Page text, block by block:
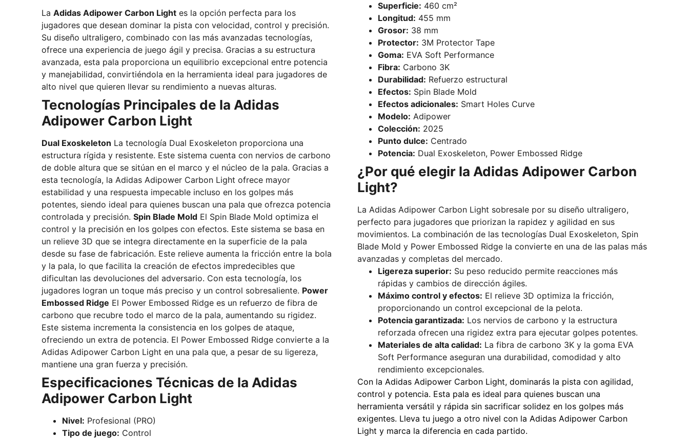
La Adidas Adipower Carbon Lightes la opción perfecta para los
jugadores que desean dominar la pista con velocidad, control y precisión.
Su diseño ultraligero, combinado con las más avanzadas tecnologías,
ofrece una experiencia de juego ágil y precisa. Gracias a su estructura
avanzada, esta pala proporciona un equilibrio excepcional entre potencia
y manejabilidad, convirtiéndola en la herramienta ideal para jugadores de
alto nivel que quieren llevar su rendimiento a nuevas alturas.
Tecnologías Principales de la Adidas
Adipower Carbon Light
Dual Exoskeleton La tecnología Dual Exoskeleton proporciona una
estructura rígida y resistente. Este sistema cuenta con nervios de carbono
de doble altura que se sitúan en el marco y el núcleo de la pala. Gracias a
esta tecnología, la Adidas Adipower Carbon Light ofrece mayor
estabilidad y una respuesta impecable incluso en los golpes más
potentes, siendo ideal para quienes buscan una pala que ofrezca potencia
controlada y precisión. Spin Blade MoldEl Spin Blade Mold optimiza el
control y la precisión en los golpes con efectos. Este sistema se basa en
un relieve 3D que se integra directamente en la superficie de la pala
desde su fase de fabricación. Este relieve aumenta la fricción entre la bola
y la pala, lo que facilita la creación de efectos impredecibles que
dificultan las devoluciones del adversario. Con esta tecnología, los
jugadores logran un toque más preciso y un control sobresaliente. Power
Embossed Ridge El Power Embossed Ridge es un refuerzo de fibra de
carbono que recubre todo el marco de la pala, aumentando su rigidez.
Este sistema incrementa la consistencia en los golpes de ataque,
ofreciendo un extra de potencia. El Power Embossed Ridge convierte a la
Adidas Adipower Carbon Light en una pala que, a pesar de su ligereza,
mantiene una gran fuerza y precisión.
Especificaciones Técnicas de la Adidas
Adipower Carbon Light
Nivel: Profesional (PRO)
Tipo de juego: Control
Superficie: 460 cm²
Longitud: 455 mm
Grosor: 38 mm
Protector: 3M Protector Tape
Goma: EVA Soft Performance
Fibra: Carbono 3K
Durabilidad: Refuerzo estructural
Efectos: Spin Blade Mold
Efectos adicionales: Smart Holes Curve
Modelo: Adipower
Colección: 2025
Punto dulce: Centrado
Potencia: Dual Exoskeleton, Power Embossed Ridge
¿Por qué elegir la Adidas Adipower Carbon
Light?
La Adidas Adipower Carbon Light sobresale por su diseño ultraligero,
perfecto para jugadores que priorizan la rapidez y agilidad en sus
movimientos. La combinación de las tecnologías Dual Exoskeleton, Spin
Blade Mold y Power Embossed Ridge la convierte en una de las palas más
avanzadas y completas del mercado.
Ligereza superior: Su peso reducido permite reacciones más
rápidas y cambios de dirección ágiles.
Máximo control y efectos: El relieve 3D optimiza la fricción,
proporcionando un control excepcional de la pelota.
Potencia garantizada: Los nervios de carbono y la estructura
reforzada ofrecen una rigidez extra para ejecutar golpes potentes.
Materiales de alta calidad: La fibra de carbono 3K y la goma EVA
Soft Performance aseguran una durabilidad, comodidad y alto
rendimiento excepcionales.
Con la Adidas Adipower Carbon Light, dominarás la pista con agilidad,
control y potencia. Esta pala es ideal para quienes buscan una
herramienta versátil y rápida sin sacrificar solidez en los golpes más
exigentes. Lleva tu juego a otro nivel con la Adidas Adipower Carbon
Light y marca la diferencia en cada partido.